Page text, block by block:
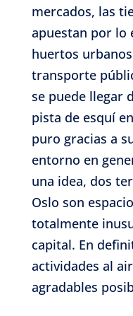
mercados, las
apuestan por lo
huertos
transporte
se puede llegar
pista de esquí
puro gracias a
entorno en
una idea, dos
Oslo son
totalmente
capital. En
actividades al
agradables